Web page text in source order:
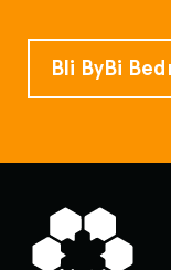
Bli ByBi